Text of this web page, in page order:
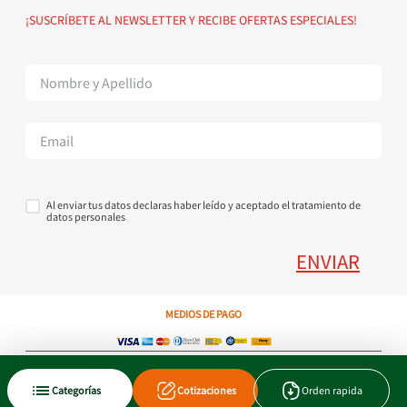
Categorías Cotizaciones Orden rapida
Suscribete al Newsletter
Superintendencia de Industria y Comercio
¡SUSCRÍBETE AL NEWSLETTER Y RECIBE OFERTAS ESPECIALES!
Al enviar tus datos declaras haber leído y aceptado el tratamiento de
datos personales
ENVIAR
MEDIOS DE PAGO
Copyright © 2023 JEN SA. Derechos Reservados. Util.com.co.